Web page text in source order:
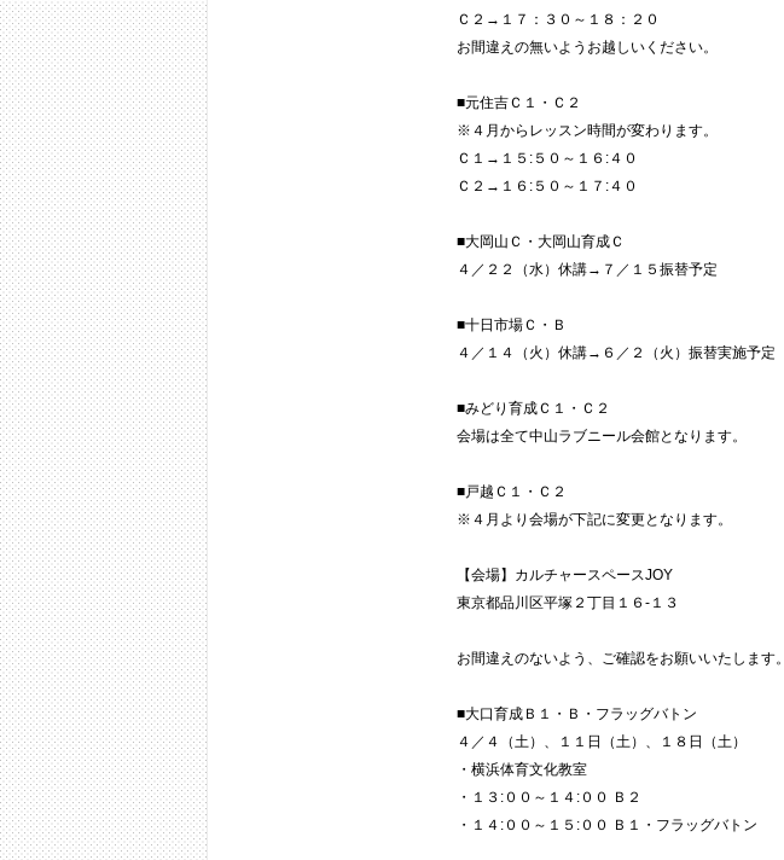
Ｃ２→１７：３０～１８：２０
お間違えの無いようお越しいください。
■元住吉Ｃ１・Ｃ２
※４月からレッスン時間が変わります。
Ｃ１→１５:５０～１６:４０
Ｃ２→１６:５０～１７:４０
■大岡山Ｃ・大岡山育成Ｃ
４／２２（水）休講→７／１５振替予定
■十日市場Ｃ・Ｂ
４／１４（火）休講→６／２（火）振替実施予定
■みどり育成Ｃ１・Ｃ２
会場は全て中山ラブニール会館となります。
■戸越Ｃ１・Ｃ２
※４月より会場が下記に変更となります。
【会場】カルチャースペースJOY
東京都品川区平塚２丁目１６-１３
お間違えのないよう、ご確認をお願いいたします。
■大口育成Ｂ１・Ｂ・フラッグバトン
４／４（土）、１１日（土）、１８日（土）
・横浜体育文化教室
・１３:００～１４:００ Ｂ２
・１４:００～１５:００ Ｂ１・フラッグバトン